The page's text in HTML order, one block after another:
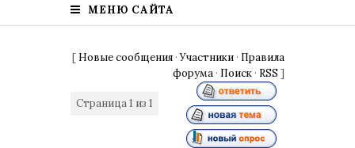
МЕНЮ САЙТА
[ Новые сообщения ·Участники · Правила
форума · Поиск · RSS ]
Страница1 из 1